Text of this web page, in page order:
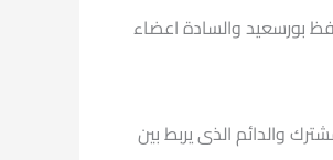
بورسعيد والسادة اعضاء
والدائم الذى يربط بين